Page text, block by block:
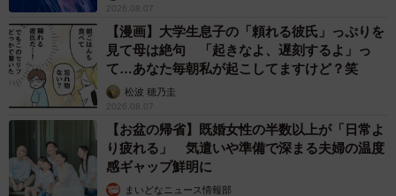
2026.08.07
【漫画】大学生息子の「頼れる彼氏」っぷりを
見て母は絶句 「起きなよ、遅刻するよ」っ
て…あなた毎朝私が起こしてますけど？笑
松波 穂乃圭
2026.08.07
【お盆の帰省】既婚女性の半数以上が「日常よ
り疲れる」 気遣いや準備で深まる夫婦の温度
感ギャップ鮮明に
まいどなニュース情報部